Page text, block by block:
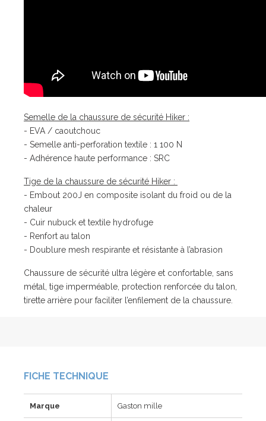
Semelle de la chaussure de sécurité Hiker :
- EVA / caoutchouc
- Semelle anti-perforation textile : 1 100 N
- Adhérence haute performance : SRC
Tige de la chaussure de sécurité Hiker :
- Embout 200J en composite isolant du froid ou de la
chaleur
- Cuir nubuck et textile hydrofuge
- Renfort au talon
- Doublure mesh respirante et résistante à l’abrasion
Chaussure de sécurité ultra légère et confortable, sans
métal, tige imperméable, protection renforcée du talon,
tirette arrière pour faciliter l’enfilement de la chaussure.
FICHE TECHNIQUE
Marque Gaston mille